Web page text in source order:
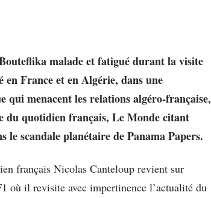
malade et fatigué durant la visite
France et en Algérie, dans une
menacent les relations algéro-française,
du quotidien français, Le Monde citant
scandale planétaire de Panama Papers.
français Nicolas Canteloup revient sur
où il revisite avec impertinence l’actualité du